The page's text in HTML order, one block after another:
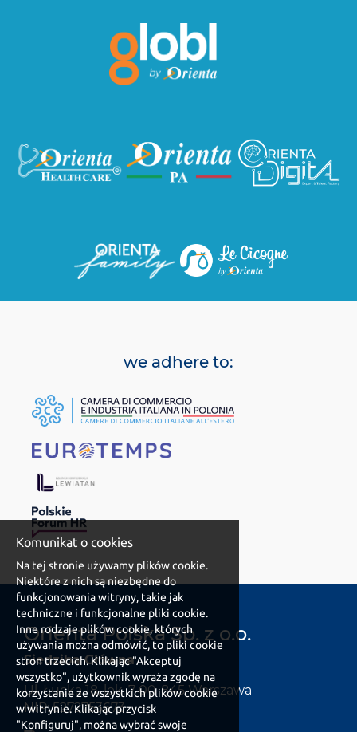
we adhere to:
Orienta Polska Sp. z o.o.
Siedziba Główna
Ul. Łucka 18, lok. 7 00-845 Warszawa
NIP: 5272753673
Komunikat o cookies
Na tej stronie używamy plików cookie.
Niektóre z nich są niezbędne do
funkcjonowania witryny, takie jak
techniczne i funkcjonalne pliki cookie.
Inne rodzaje plików cookie, których
używania można odmówić, to pliki cookie
stron trzecich. Klikając "Akceptuj
wszystko", użytkownik wyraża zgodę na
korzystanie ze wszystkich plików cookie
w witrynie. Klikając przycisk
"Konfiguruj", można wybrać swoje